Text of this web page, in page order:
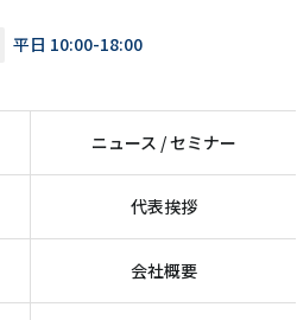
平日 10:00-18:00
ニュース / セミナー
代表挨拶
会社概要